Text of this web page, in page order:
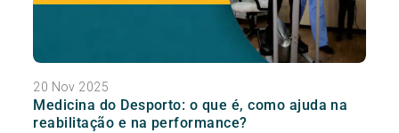
20 Nov 2025
Medicina do Desporto: o que é, como ajuda na
reabilitação e na performance?